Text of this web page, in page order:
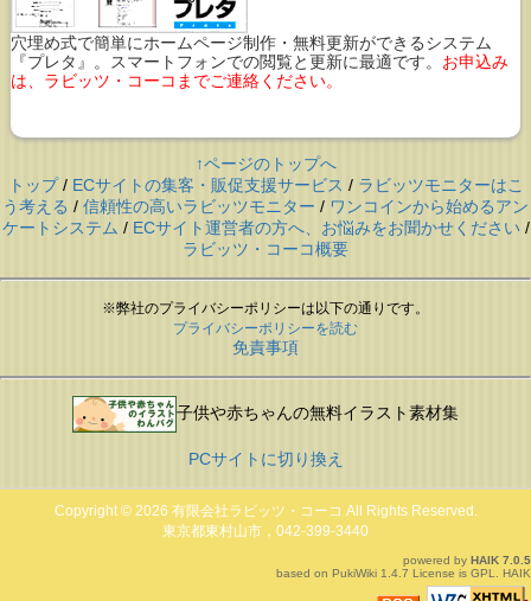
穴埋め式で簡単にホームページ制作・無料更新ができるシステム
『プレタ』。スマートフォンでの閲覧と更新に最適です。 お申込み
は、ラビッツ・コーコまでご連絡ください。
↑ページのトップへ
トップ/ ECサイトの集客・販促支援サービス / ラビッツモニターはこ
う考える / 信頼性の高いラビッツモニター / ワンコインから始めるアン
ケートシステム / ECサイト運営者の方へ、お悩みをお聞かせください /
ラビッツ・コーコ概要
※弊社のプライバシーポリシーは以下の通りです。
プライバシーポリシーを読む
免責事項
子供や赤ちゃんの無料イラスト素材集
PCサイトに切り換え
Copyright © 2026 有限会社ラビッツ・コーコ All Rights Reserved.
東京都東村山市，042-399-3440
powered by HAIK 7.0.5
based on PukiWiki 1.4.7 License is GPL HAIK